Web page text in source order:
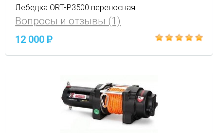
Лебедка ORT-P3500 переносная
Вопросы и отзывы (1)
12 000P